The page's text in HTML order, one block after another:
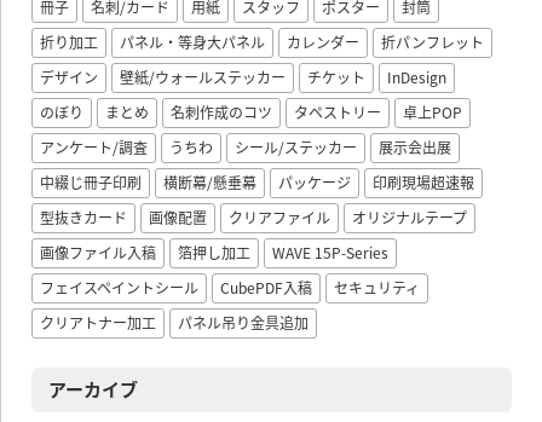
冊子
名刺/カード 用紙 スタッフ ポスター
封筒
折り加工
パネル・等身大パネル カレンダー
折パンフレット
デザイン
壁紙/ウォールステッカー チケット
InDesign
のぼり
まとめ 名刺作成のコツ タペストリー
卓上POP
アンケート/調査
うちわ シール/ステッカー
展示会出展
中綴じ冊子印刷
横断幕/懸垂幕 パッケージ
印刷現場超速報
型抜きカード
画像配置 クリアファイル
オリジナルテープ
画像ファイル入稿
箔押し加工
WAVE 15P-Series
フェイスペイントシール
CubePDF入稿
セキュリティ
クリアトナー加工
パネル吊り金具追加
アーカイブ